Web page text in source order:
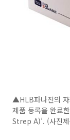
▲HLB파나진의 자
제품 등록을 완료
Strep A)’. (사진